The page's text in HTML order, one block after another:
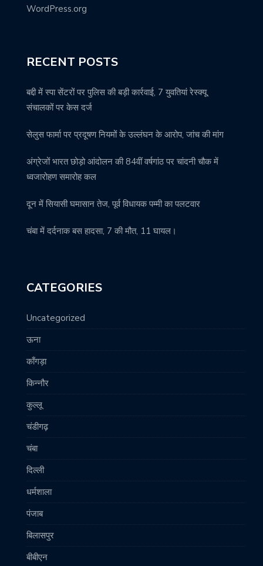
WordPress.org
RECENT POSTS
बद्दी में स्पा सेंटरों पर पुलिस की बड़ी कार्रवाई, 7 युवतियां रेस्क्यू,
संचालकों पर केस दर्ज
सेलुस फार्मा पर प्रदूषण नियमों के उल्लंघन के आरोप, जांच की मांग
अंग्रेजों भारत छोड़ो आंदोलन की 84वीं वर्षगांठ पर चांदनी चौक में
ध्वजारोहण समारोह कल
दून में सियासी घमासान तेज, पूर्व विधायक पम्मी का पलटवार
चंबा में दर्दनाक बस हादसा, 7 की मौत, 11 घायल।
CATEGORIES
Uncategorized
ऊना
काँगड़ा
किन्नौर
कुल्लू
चंडीगढ़
चंबा
दिल्ली
धर्मशाला
पंजाब
बिलासपुर
बीबीएन